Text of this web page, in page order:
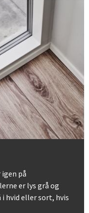
på
er lys grå og
i hvid eller sort, hvis